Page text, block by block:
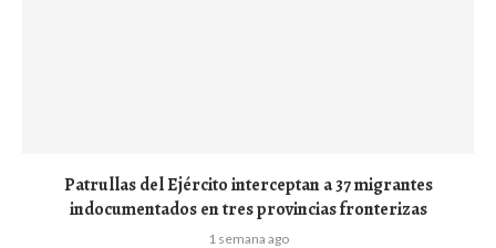
Patrullas del Ejército interceptan a 37 migrantes
indocumentados en tres provincias fronterizas
1 semana ago